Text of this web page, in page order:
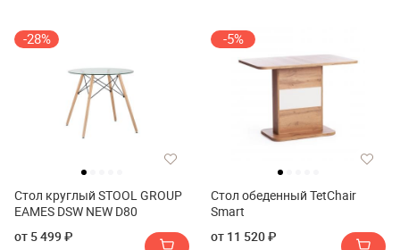
-28%
Стол круглый STOOL GROUP
EAMES DSW NEW D80
от 5 499 ₽
-5%
Стол обеденный TetChair
Smart
от 11 520 ₽